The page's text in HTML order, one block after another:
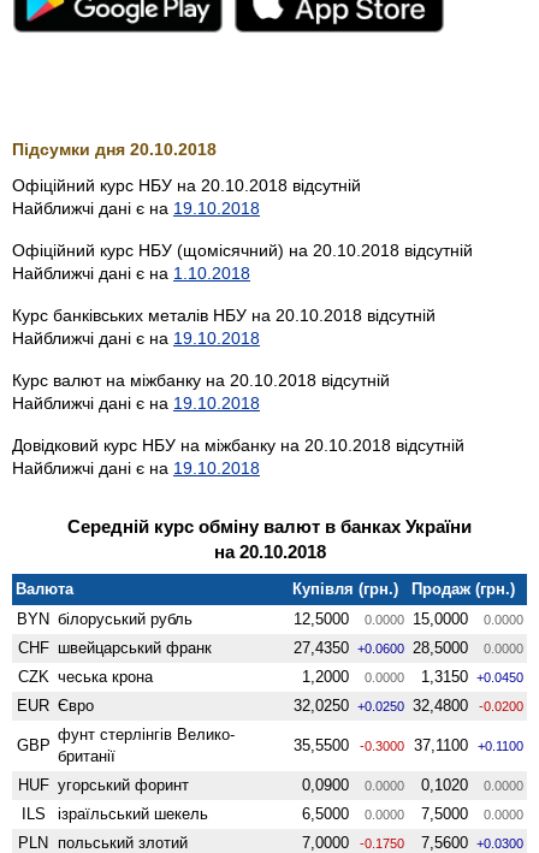
Підсумки дня 20.10.2018
Офіційний курс НБУ на 20.10.2018 відсутній
Найближчі дані є на 19.10.2018
Офіційний курс НБУ (щомісячний) на 20.10.2018 відсутній
Найближчі дані є на 1.10.2018
Курс банківських металів НБУ на 20.10.2018 відсутній
Найближчі дані є на 19.10.2018
Курс валют на міжбанку на 20.10.2018 відсутній
Найближчі дані є на 19.10.2018
Довідковий курс НБУ на міжбанку на 20.10.2018 відсутній
Найближчі дані є на 19.10.2018
Середній курс обміну валют в банках України
на 20.10.2018
Валюта Купівля (грн.)
Продаж (грн.)
BYN білоруський рубль 12,5000 0.0000 15,0000 0.0000
CHF швейцарський франк 27,4350 +0.0600 28,5000 0.0000
CZK чеська крона 1,2000 0.0000 1,3150 +0.0450
EUR Євро 32,0250 +0.0250 32,4800 -0.0200
GBP
фунт стерлінгів Велико­
британії
35,5500 -0.3000 37,1100 +0.1100
HUF угорський форинт 0,0900 0.0000 0,1020 0.0000
ILS ізраїльський шекель 6,5000 0.0000 7,5000 0.0000
PLN польський злотий 7,0000 -0.1750 7,5600 +0.0300